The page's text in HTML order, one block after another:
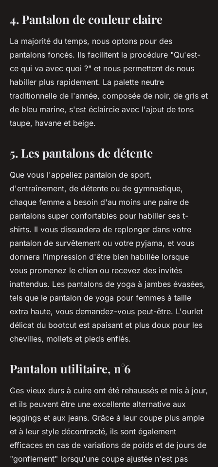
4. Pantalon de couleur claire
La majorité du temps, nous optons pour des
pantalons foncés. Ils facilitent la procédure "Qu'est-
ce qui va avec quoi ?" et nous permettent de nous
habiller plus rapidement. La palette neutre
traditionnelle de l'année, composée de noir, de gris et
de bleu marine, s'est éclaircie avec l'ajout de tons
taupe, havane et beige.
5. Les pantalons de détente
Que vous l'appeliez pantalon de sport,
d'entraînement, de détente ou de gymnastique,
chaque femme a besoin d'au moins une paire de
pantalons super confortables pour habiller ses t-
shirts. Il vous dissuadera de replonger dans votre
pantalon de survêtement ou votre pyjama, et vous
donnera l'impression d'être bien habillée lorsque
vous promenez le chien ou recevez des invités
inattendus. Les pantalons de yoga à jambes évasées,
tels que le pantalon de yoga pour femmes à taille
extra haute, vous demandez-vous peut-être. L'ourlet
délicat du bootcut est apaisant et plus doux pour les
chevilles, mollets et pieds enflés.
Pantalon utilitaire, n°6
Ces vieux durs à cuire ont été rehaussés et mis à jour,
et ils peuvent être une excellente alternative aux
leggings et aux jeans. Grâce à leur coupe plus ample
et à leur style décontracté, ils sont également
efficaces en cas de variations de poids et de jours de
"gonflement" lorsqu'une coupe ajustée n'est pas